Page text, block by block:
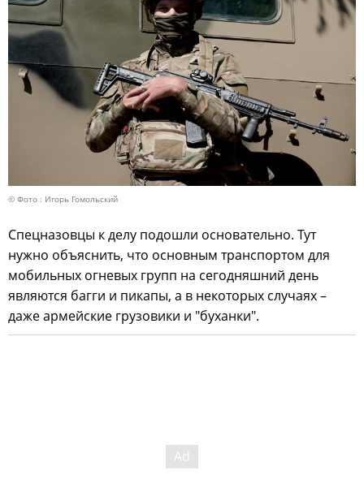
© Фото : Игорь Гомольский
Спецназовцы к делу подошли основательно. Тут
нужно объяснить, что основным транспортом для
мобильных огневых групп на сегодняшний день
являются багги и пикапы, а в некоторых случаях –
даже армейские грузовики и "буханки".